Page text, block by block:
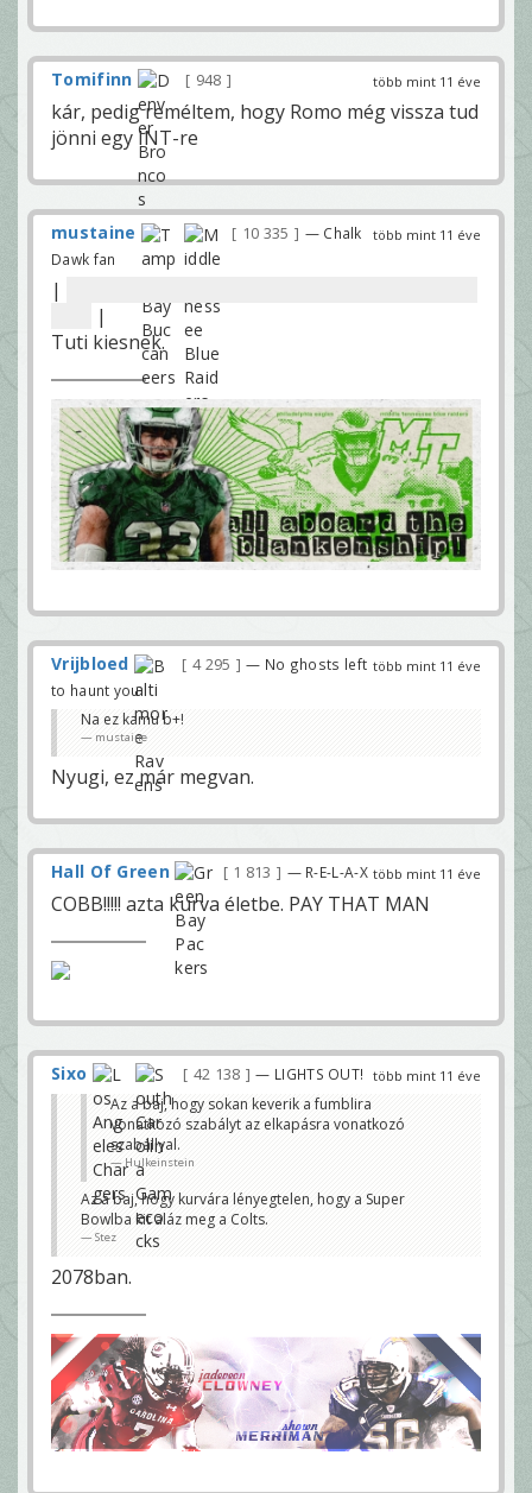
több mint 11 éve
Tomifinn 948
kár, pedig reméltem, hogy Romo még vissza tud
jönni egy INT-re
több mint 11 éve
mustaine 10 335
— Chalk
Dawk fan
|
|
Tuti kiesnek.
több mint 11 éve
Vrijbloed 4 295
— No ghosts left
to haunt you
Na ez kamu b+!
mustaine
Nyugi, ez már megvan.
több mint 11 éve
Hall Of Green 1 813 — R-E-L-A-X
COBB!!!!! azta kurva életbe. PAY THAT MAN
több mint 11 éve
Sixo 42 138 — LIGHTS OUT!
Az a baj, hogy sokan keverik a fumblira
vonatkozó szabályt az elkapásra vonatkozó
szabállyal.
Hulkeinstein
Az a baj, hogy kurvára lényegtelen, hogy a Super
Bowlba kit aláz meg a Colts.
Stez
2078ban.